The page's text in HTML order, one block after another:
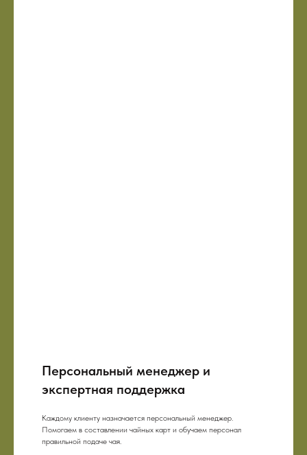
Персональный менеджер и
экспертная поддержка
Каждому клиенту назначается персональный менеджер.
Помогаем в составлении чайных карт и обучаем персонал
правильной подаче чая.